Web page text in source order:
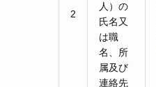
2
人）の
氏名又
は職
名、所
属及び
連絡先